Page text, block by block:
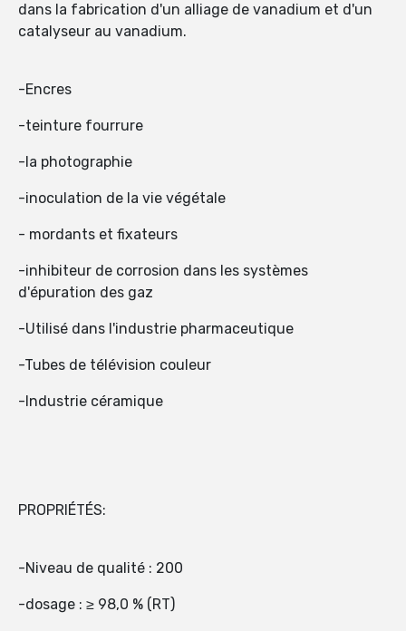
dans la fabrication d'un alliage de vanadium et d'un
catalyseur au vanadium.
-Encres
-teinture fourrure
-la photographie
-inoculation de la vie végétale
- mordants et fixateurs
-inhibiteur de corrosion dans les systèmes
d'épuration des gaz
-Utilisé dans l'industrie pharmaceutique
-Tubes de télévision couleur
-Industrie céramique
PROPRIÉTÉS:
-Niveau de qualité : 200
-dosage : ≥ 98,0 % (RT)